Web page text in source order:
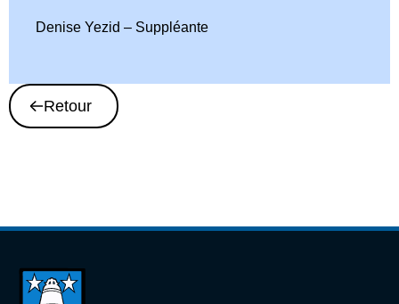
Denise Yezid – Suppléante
Retour